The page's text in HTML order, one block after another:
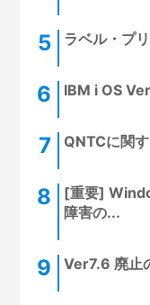
ラベル・プ
IBM i OS
QNTCに関
[重要]
障害の...
Ver7.6 廃止